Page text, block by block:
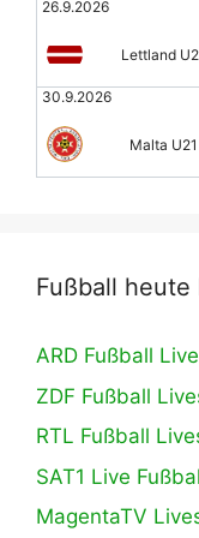
26.9.2026
Lettland
30.9.2026
Malta U21
Fußball heute
ARD Fußball
ZDF Fußball
RTL Fußball
SAT1 Live
MagentaTV